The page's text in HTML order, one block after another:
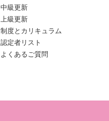
中級更新
上級更新
制度とカリキュラム
認定者リスト
よくあるご質問